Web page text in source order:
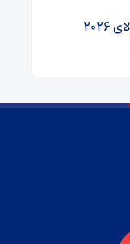
یک کارگر آمریکایی در ۲۱ ماه کرولای ۲۰۲۶